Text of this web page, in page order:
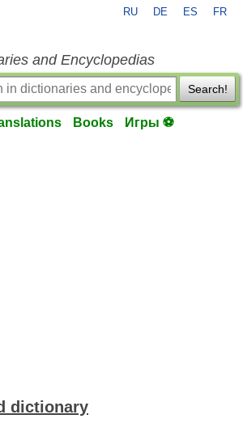
RU DE ES FR
and Encyclopedias
Search!
Books Игры ⚽
dictionary